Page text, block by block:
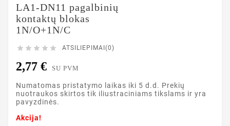
LA1-DN11 pagalbinių
kontaktų blokas
1N/O+1N/C
     ATSILIEPIMAI(0)
2,77 € SU PVM
Numatomas pristatymo laikas iki 5 d.d. Prekių
nuotraukos skirtos tik iliustraciniams tikslams ir yra
pavyzdinės.
Akcija!